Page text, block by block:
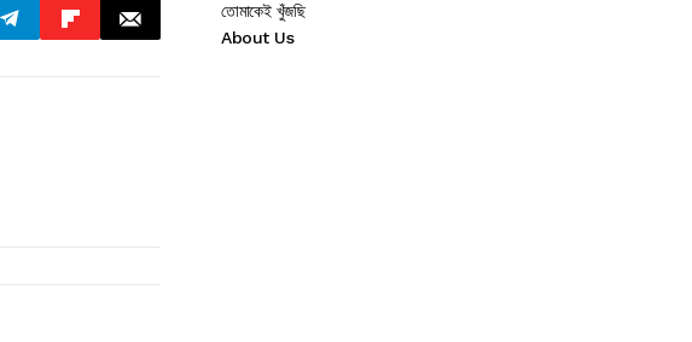
তোমাকেই খুঁজছি
About Us